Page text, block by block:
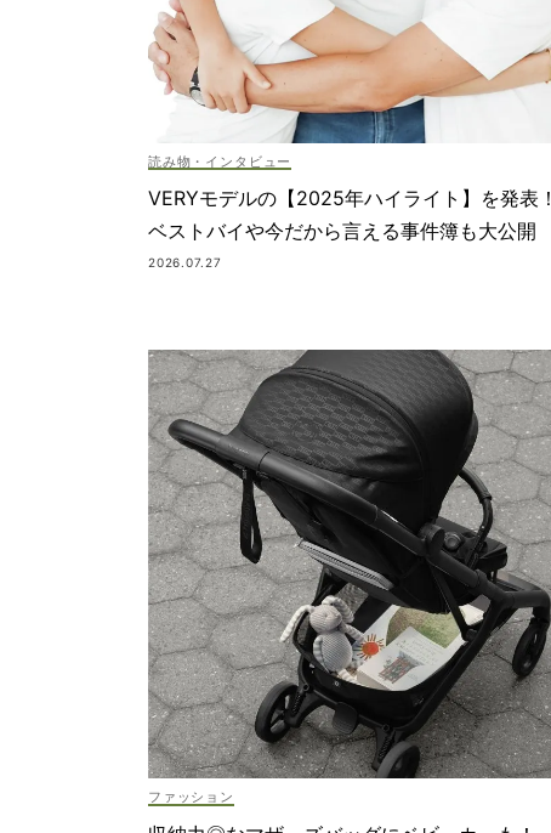
読み物・インタビュー
VERYモデルの【2025年ハイライト】を発表！
ベストバイや今だから言える事件簿も大公開
2026.07.27
ファッション